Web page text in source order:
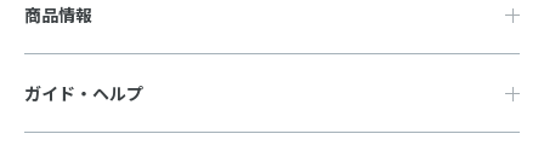
商品情報
ガイド・ヘルプ